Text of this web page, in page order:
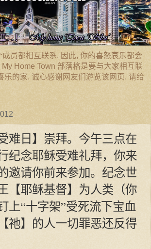
员都相互联系. 因此, 你的喜怒哀乐都会
Home Town 部落格是要与大家相互联
乐的家. 诚心感谢网友们游览该网页. 请给
难日】崇拜。今午三点在
纪念耶稣受难礼拜，你来
邀请你前来参加。纪念世
【耶稣基督】为人类（你
上“十字架”受死流下宝血
祂】的人一切罪恶还反得